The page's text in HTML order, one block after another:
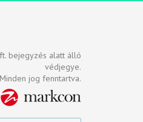
bejegyzés alatt álló
védjegye.
jog fenntartva.